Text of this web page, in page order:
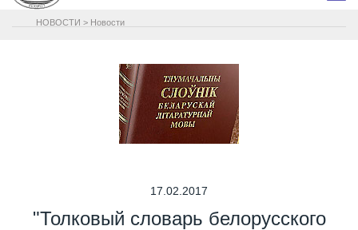
НОВОСТИ > Новости
17.02.2017
"Толковый словарь белорусского